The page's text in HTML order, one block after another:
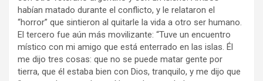
habían matado durante el conflicto, y le relataron el
“horror” que sintieron al quitarle la vida a otro ser humano.
El tercero fue aún más movilizante: “Tuve un encuentro
místico con mi amigo que está enterrado en las islas. Él
me dijo tres cosas: que no se puede matar gente por
tierra, que él estaba bien con Dios, tranquilo, y me dijo que